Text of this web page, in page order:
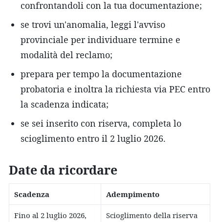
confrontandoli con la tua documentazione;
se trovi un'anomalia, leggi l'avviso
provinciale per individuare termine e
modalità del reclamo;
prepara per tempo la documentazione
probatoria e inoltra la richiesta via PEC entro
la scadenza indicata;
se sei inserito con riserva, completa lo
scioglimento entro il 2 luglio 2026.
Date da ricordare
Scadenza Adempimento
Fino al 2 luglio 2026,
Scioglimento della riserva